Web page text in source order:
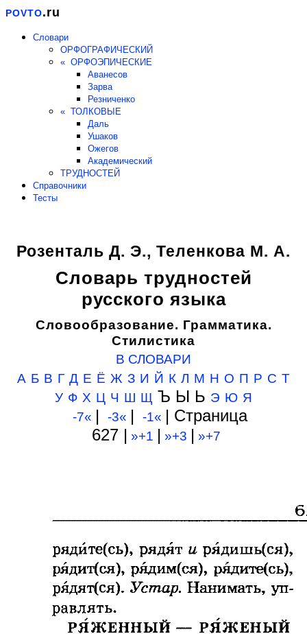
POVTO.ru
Словари
ОРФОГРАФИЧЕСКИЙ
« ОРФОЭПИЧЕСКИЕ
Аванесов
Зарва
Резниченко
« ТОЛКОВЫЕ
Даль
Ушаков
Ожегов
Академический
ТРУДНОСТЕЙ
Справочники
Тесты
Розенталь Д. Э., Теленкова М. А.
Словарь трудностей
русского языка
Словообразование. Грамматика.
Стилистика
В СЛОВАРИ
А Б В Г Д Е Ё Ж З И Й К Л М Н О П Р С Т
У Ф Х Ц Ч Ш Щ Ъ Ы Ь Э Ю Я
-7« | -3« | -1« | Cтраница
627 | »+1 | »+3 | »+7